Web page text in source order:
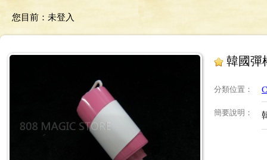
您目前： 未登入
韓國彈
分類位置 ：
簡要說明 ：